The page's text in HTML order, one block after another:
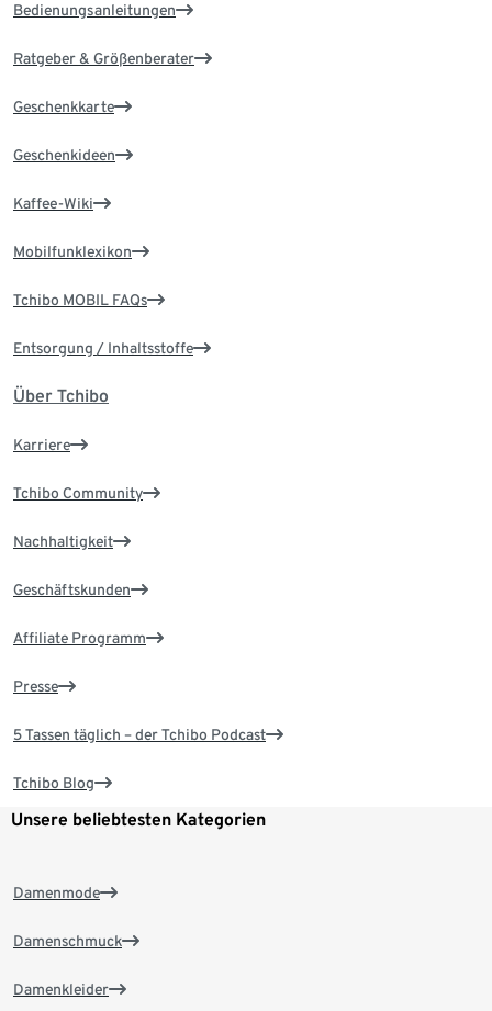
Bedienungsanleitungen
Ratgeber & Größenberater
Geschenkkarte
Geschenkideen
Kaffee-Wiki
Mobilfunklexikon
Tchibo MOBIL FAQs
Entsorgung / Inhaltsstoffe
Über Tchibo
Karriere
Tchibo Community
Nachhaltigkeit
Geschäftskunden
Affiliate Programm
Presse
5 Tassen täglich – der Tchibo Podcast
Tchibo Blog
Unsere beliebtesten Kategorien
Damenmode
Damenschmuck
Damenkleider